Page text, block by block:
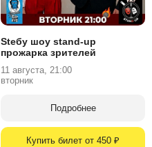
Stебу шоу stand-up
прожарка зрителей
11 августа, 21:00
вторник
Подробнее
Купить билет от 450 ₽